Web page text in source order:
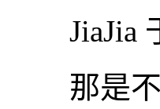
JiaJia
那是